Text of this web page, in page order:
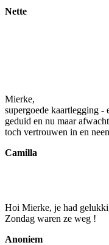
Nette
Mierke,
supergoede kaartlegging -
geduid en nu maar
toch vertrouwen in en
Camilla
Hoi Mierke, je had
Zondag waren ze weg !
Anoniem